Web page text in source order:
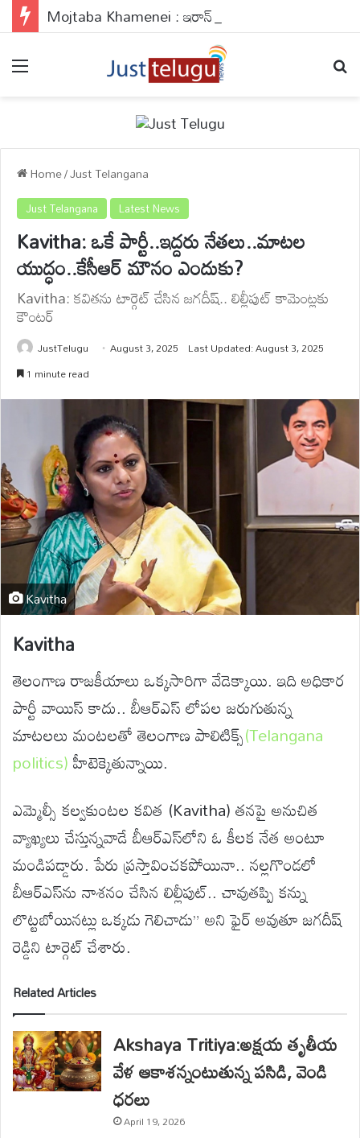
Home/Just Telangana
Just Telangana Latest News
Kavitha: ఒకే పార్టీ..ఇద్దరు నేతలు..మాటల
యుద్ధం..కేసీఆర్ మౌనం ఎందుకు?
Kavitha: కవితను టార్గెట్ చేసిన జగదీష్.. లిల్లీపుట్ కామెంట్లకు
కౌంటర్
JustTelugu August 3, 2025 Last Updated: August 3, 2025
1 minute read
Kavitha
Kavitha
తెలంగాణ రాజకీయాలు ఒక్కసారిగా వేడెక్కాయి. ఇది అధికార
పార్టీ వాయిస్ కాదు.. బీఆర్ఎస్ లోపల జరుగుతున్న
మాటలలు మంటలతో తెలంగాణ పాలిటిక్స్(Telangana
politics)హీటెక్కెతున్నాయి.
ఎమ్మెల్సీ కల్వకుంటల కవిత (Kavitha) తనపై అనుచిత
వ్యాఖ్యలు చేస్తున్నవాడే బీఆర్ఎస్‌లోని ఓ కీలక నేత అంటూ
మండిపడ్డారు. పేరు ప్రస్తావించకపోయినా.. నల్లగొండలో
బీఆర్ఎస్‌ను నాశనం చేసిన లిల్లీపుట్.. చావుతప్పి కన్ను
లొట్టబోయినట్లు ఒక్కడు గెలిచాడు” అని ఫైర్ అవుతూ జగదీష్
రెడ్డిని టార్గెట్ చేశారు.
Related Articles
Akshaya Tritiya:అక్షయ తృతీయ
వేళ ఆకాశన్నంటుతున్న పసిడి, వెండి
ధరలు
April 19, 2026